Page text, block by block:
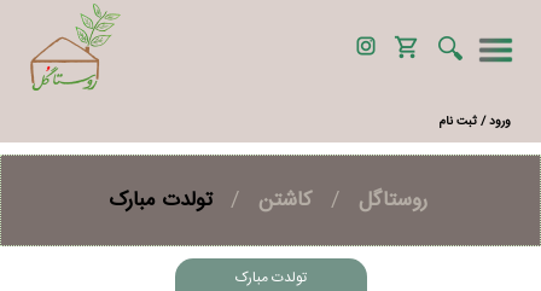
ورود / ثبت نام
روستاگل / کاشتن / تولدت مبارک
تولدت مبارک